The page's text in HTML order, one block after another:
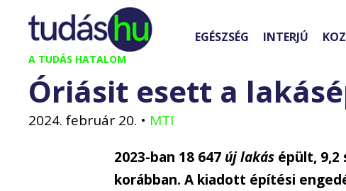
Kilépés
tartalomba
A TUDÁS HATALOM
EGÉSZSÉG INTERJÚ
Óriásit esett a
2024. február 20. • MTI
2023-ban 18 647 új lakás épült, 9,2
korábban. A kiadott építési